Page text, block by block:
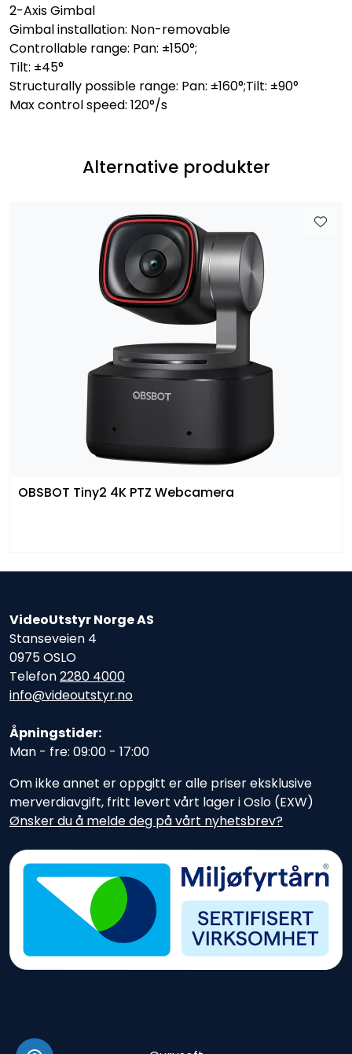
2-Axis Gimbal
Gimbal installation: Non-removable
Controllable range: Pan: ±150°;
Tilt: ±45°
Structurally possible range: Pan: ±160°;Tilt: ±90°
Max control speed: 120°/s
Alternative produkter
OBSBOT Tiny2 4K PTZ Webcamera
VideoUtstyr Norge AS
Stanseveien 4
0975 OSLO
Telefon2280 4000
info@videoutstyr.no
Åpningstider:
Man - fre: 09:00 - 17:00
Om ikke annet er oppgitt er alle priser eksklusive
merverdiavgift, fritt levert vårt lager i Oslo (EXW)
Ønsker du å melde deg på vårt nyhetsbrev?